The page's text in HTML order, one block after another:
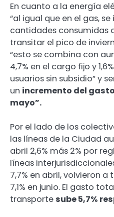
En cuanto a la energía
“al igual que en el gas,
cantidades consumidas
transitar el pico de
“esto se combina con
4,7% en el cargo fijo y
usuarios sin subsidio” y
un incremento del
mayo”.
Por el lado de los
las líneas de la Ciudad
abril 2,6% más 2% por
líneas
7,7% en abril, volvieron
7,1% en junio. El gasto
transporte sube 5,7%